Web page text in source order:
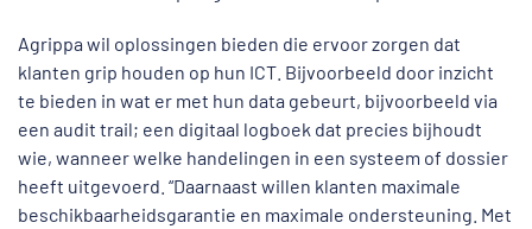
Agrippa wil oplossingen bieden die ervoor zorgen dat
klanten grip houden op hun ICT. Bijvoorbeeld door inzicht
te bieden in wat er met hun data gebeurt, bijvoorbeeld via
een audit trail; een digitaal logboek dat precies bijhoudt
wie, wanneer welke handelingen in een systeem of dossier
heeft uitgevoerd. “Daarnaast willen klanten maximale
beschikbaarheidsgarantie en maximale ondersteuning. Met